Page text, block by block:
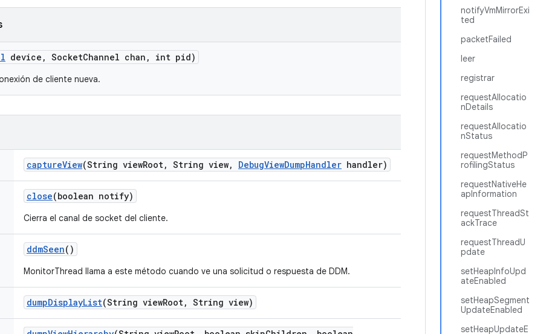
notifyVmMirrorExi
ted
packetFailed
leer
registrar
requestAllocatio
nDetails
requestAllocatio
nStatus
requestMethodP
rofilingStatus
requestNativeHe
apInformation
requestThreadSt
ackTrace
requestThreadU
pdate
setHeapInfoUpd
ateEnabled
setHeapSegment
UpdateEnabled
setHeapUpdateE
device , SocketChannel chan , int pid)
de cliente nueva.
captureView(String viewRoot, String view, DebugViewDumpHandler handler)
close(boolean notify)
Cierra el canal de socket del cliente.
ddmSeen()
MonitorThread llama a este método cuando ve una solicitud o respuesta de DDM.
dumpDisplayList(String viewRoot, String view)